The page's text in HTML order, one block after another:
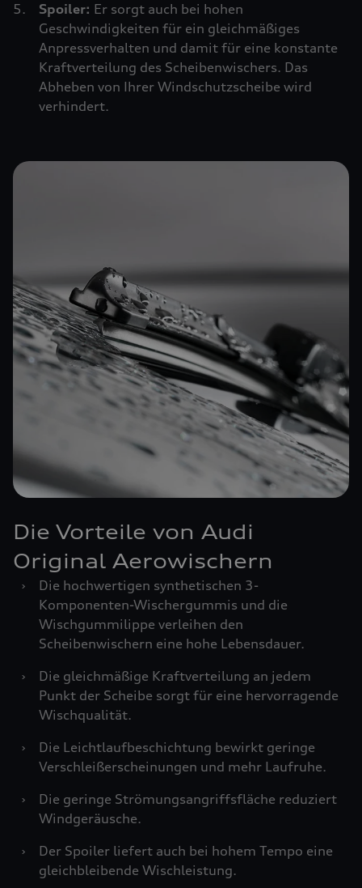
Spoiler: Er sorgt auch bei hohen
Geschwindigkeiten für ein gleichmäßiges
Anpressverhalten und damit für eine konstante
Kraftverteilung des Scheibenwischers. Das
Abheben von Ihrer Windschutzscheibe wird
verhindert.
Die Vorteile von Audi
Original Aerowischern
›
Die hochwertigen synthetischen 3-
Komponenten-Wischergummis und die
Wischgummilippe verleihen den
Scheibenwischern eine hohe Lebensdauer.
›
Die gleichmäßige Kraftverteilung an jedem
Punkt der Scheibe sorgt für eine hervorragende
Wischqualität.
›
Die Leichtlaufbeschichtung bewirkt geringe
Verschleißerscheinungen und mehr Laufruhe.
›
Die geringe Strömungsangriffsfläche reduziert
Windgeräusche.
›
Der Spoiler liefert auch bei hohem Tempo eine
gleichbleibende Wischleistung.